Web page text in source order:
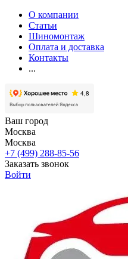
О компании
Статьи
Шиномонтаж
Оплата и доставка
Контакты
...
Ваш город
Москва
Москва
+7 (499) 288-85-56
Заказать звонок
Войти